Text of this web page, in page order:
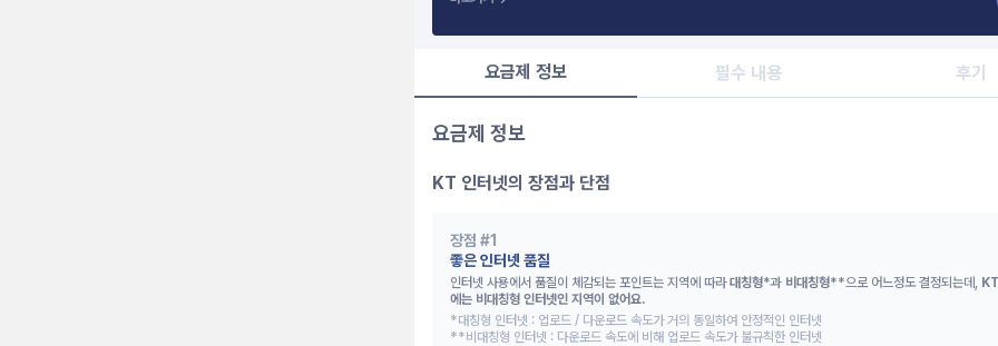
요금제 정보 필수 내용 후기
요금제 정보
KT 인터넷의 장점과 단점
장점 #1
좋은 인터넷 품질
인터넷 사용에서 품질이 체감되는 포인트는 지역에 따라 대칭형*과 비대칭형**으로 어느정도 결정되는데,
에는 비대칭형 인터넷인 지역이 없어요.
*대칭형 인터넷 : 업로드 / 다운로드 속도가 거의 동일하여 안정적인 인터넷
**비대칭형 인터넷 : 다운로드 속도에 비해 업로드 속도가 불규칙한 인터넷